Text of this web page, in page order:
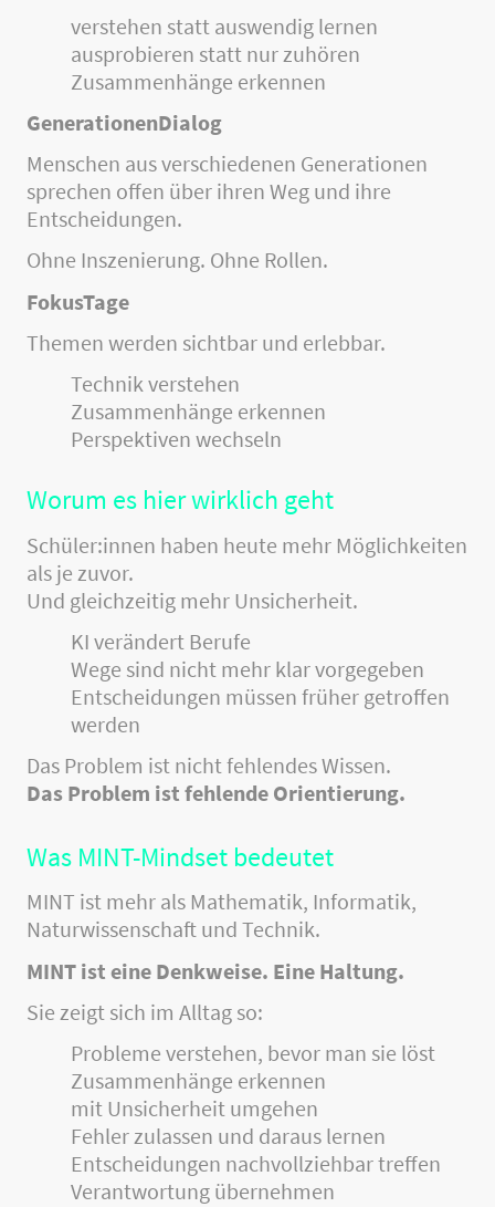
verstehen statt auswendig lernen
ausprobieren statt nur zuhören
Zusammenhänge erkennen
GenerationenDialog
Menschen aus verschiedenen Generationen
sprechen offen über ihren Weg und ihre
Entscheidungen.
Ohne Inszenierung. Ohne Rollen.
FokusTage
Themen werden sichtbar und erlebbar.
Technik verstehen
Zusammenhänge erkennen
Perspektiven wechseln
Worum es hier wirklich geht
Schüler:innen haben heute mehr Möglichkeiten
als je zuvor.
Und gleichzeitig mehr Unsicherheit.
KI verändert Berufe
Wege sind nicht mehr klar vorgegeben
Entscheidungen müssen früher getroffen
werden
Das Problem ist nicht fehlendes Wissen.
Das Problem ist fehlende Orientierung.
Was MINT-Mindset bedeutet
MINT ist mehr als Mathematik, Informatik,
Naturwissenschaft und Technik.
MINT ist eine Denkweise. Eine Haltung.
Sie zeigt sich im Alltag so:
Probleme verstehen, bevor man sie löst
Zusammenhänge erkennen
mit Unsicherheit umgehen
Fehler zulassen und daraus lernen
Entscheidungen nachvollziehbar treffen
Verantwortung übernehmen